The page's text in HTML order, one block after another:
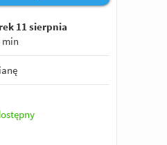
11 sierpnia
min